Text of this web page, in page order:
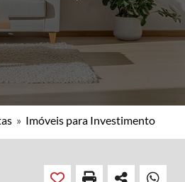
» Imóveis para Investimento